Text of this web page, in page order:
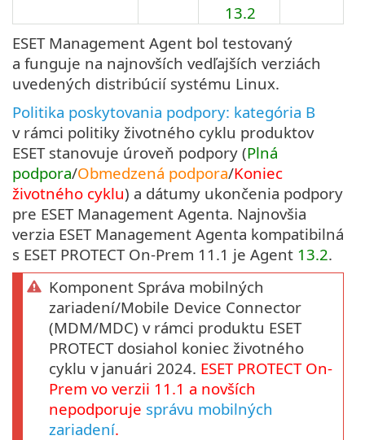
13.2
ESET Management Agent bol testovaný
a funguje na najnovších vedľajších verziách
uvedených distribúcií systému Linux.
Politika poskytovania podpory: kategória B
v rámci politiky životného cyklu produktov
ESET stanovuje úroveň podpory (Plná
podpora/Obmedzená podpora/Koniec
životného cyklu) a dátumy ukončenia podpory
pre ESET Management Agenta. Najnovšia
verzia ESET Management Agenta kompatibilná
s ESET PROTECT On-Prem 11.1 je Agent 13.2.
Komponent Správa mobilných
zariadení/Mobile Device Connector
(MDM/MDC) v rámci produktu ESET
PROTECT dosiahol koniec životného
cyklu v januári 2024. ESET PROTECT On-
Prem vo verzii 11.1 a novších
nepodporuje správu mobilných
zariadení.